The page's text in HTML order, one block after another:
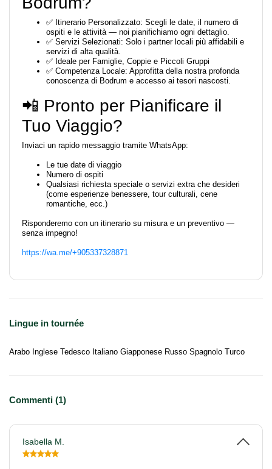
✅ Itinerario Personalizzato: Scegli le date, il numero di
ospiti e le attività — noi pianifichiamo ogni dettaglio.
✅ Servizi Selezionati: Solo i partner locali più affidabili e
servizi di alta qualità.
✅ Ideale per Famiglie, Coppie e Piccoli Gruppi
✅ Competenza Locale: Approfitta della nostra profonda
conoscenza di Bodrum e accesso ai tesori nascosti.
📲 Pronto per Pianificare il
Tuo Viaggio?
Inviaci un rapido messaggio tramite WhatsApp:
Le tue date di viaggio
Numero di ospiti
Qualsiasi richiesta speciale o servizi extra che desideri
(come esperienze benessere, tour culturali, cene
romantiche, ecc.)
Risponderemo con un itinerario su misura e un preventivo —
senza impegno!
https://wa.me/+905337328871
Lingue in tournée
Arabo Inglese Tedesco Italiano Giapponese Russo Spagnolo Turco
Commenti (1)
Isabella M.